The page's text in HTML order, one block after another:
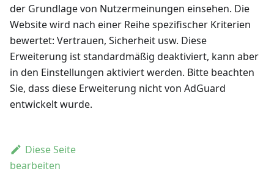
der Grundlage von Nutzermeinungen einsehen. Die
Website wird nach einer Reihe spezifischer Kriterien
bewertet: Vertrauen, Sicherheit usw. Diese
Erweiterung ist standardmäßig deaktiviert, kann aber
in den Einstellungen aktiviert werden. Bitte beachten
Sie, dass diese Erweiterung nicht von AdGuard
entwickelt wurde.
Diese Seite
bearbeiten